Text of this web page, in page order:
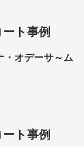
ト事例
・オデーサ～ム
ト事例